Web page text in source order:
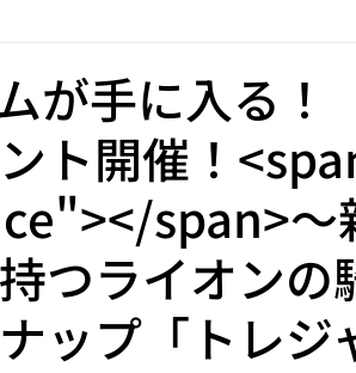
が手に入る！
ト開催！
span>～
つライオンの
ップ「トレジ